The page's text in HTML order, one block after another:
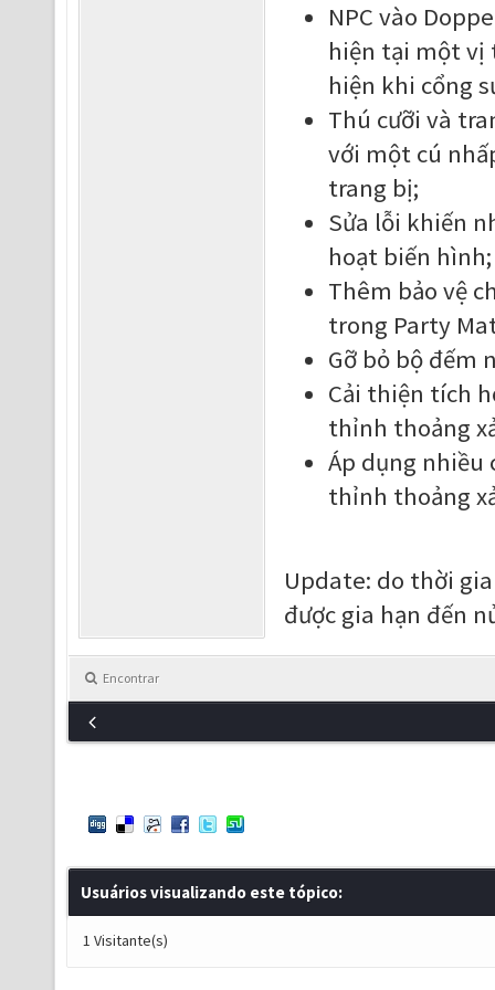
NPC vào
hiện tại một vị
hiện khi cổng
Thú cưỡi và
với một cú
trang bị;
Sửa lỗi khiến
hoạt biến hình;
Thêm bảo vệ
trong Party
Gỡ bỏ bộ đếm
Cải thiện tích
thỉnh thoảng
Áp dụng nhiều
thỉnh thoảng
Update: do thời
được gia hạn đến
Encontrar
Usuários visualizando este tópico:
1 Visitante(s)